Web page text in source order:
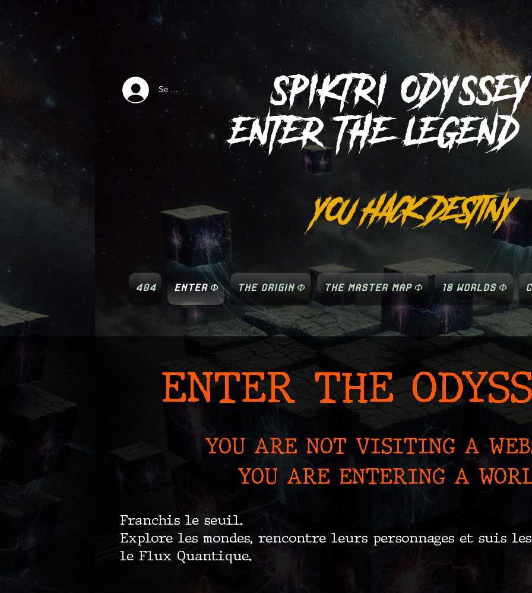
SPIKTRIODYSSEY
ENTER THE
Se connecter
YOU HACK DESTINY
404 ENTER Φ THE ORIGIN Φ THE MASTER MAP Φ 18 WORLDS Φ
ENTER THE
YOU ARE NOT VISITING A
YOU ARE ENTERING A
Franchis le seuil.
Explore les mondes, rencontre leurs personnages et suis
le Flux Quantique.